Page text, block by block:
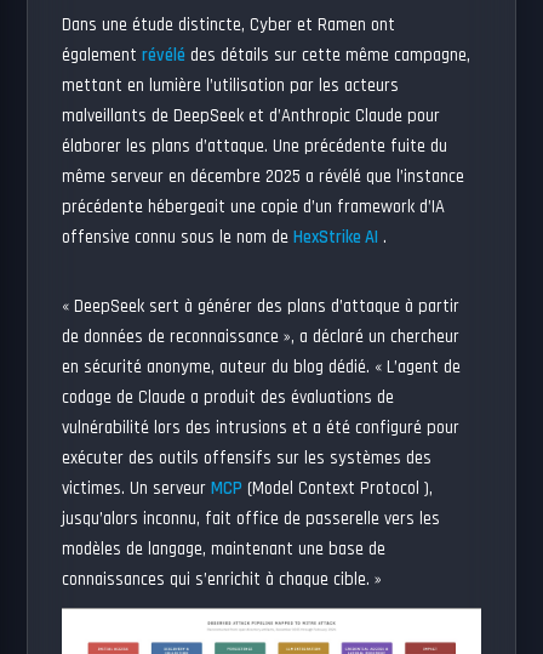
Dans une étude distincte, Cyber ​​et Ramen ont
égalementrévélé des détails sur cette même campagne,
mettant en lumière l’utilisation par les acteurs
malveillants de DeepSeek et d’Anthropic Claude pour
élaborer les plans d’attaque. Une précédente fuite du
même serveur en décembre 2025 a révélé que l’instance
précédente hébergeait une copie d’un framework d’IA
offensive connu sous le nom deHexStrike AI .
« DeepSeek sert à générer des plans d’attaque à partir
de données de reconnaissance », a déclaré un chercheur
en sécurité anonyme, auteur du blog dédié. « L’agent de
codage de Claude a produit des évaluations de
vulnérabilité lors des intrusions et a été configuré pour
exécuter des outils offensifs sur les systèmes des
victimes. Un serveurMCP (Model Context Protocol ),
jusqu’alors inconnu, fait office de passerelle vers les
modèles de langage, maintenant une base de
connaissances qui s’enrichit à chaque cible. »